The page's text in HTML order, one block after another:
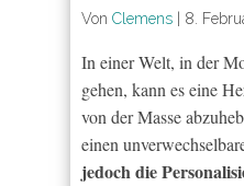
Von Clemens 8.
In einer Welt, in der
gehen, kann es eine
von der Masse
einen
jedoch die